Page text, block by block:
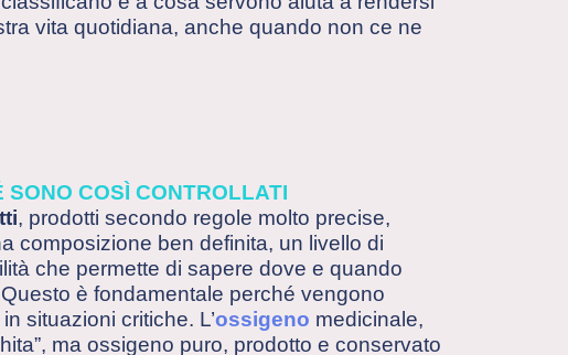
vita quotidiana, anche quando non ce ne
COSÌ CONTROLLATI
, prodotti secondo regole molto precise,
composizione ben definita, un livello di
che permette di sapere dove e quando
è fondamentale perché vengono
situazioni critiche. L’ossigeno medicinale,
ma ossigeno puro, prodotto e conservato